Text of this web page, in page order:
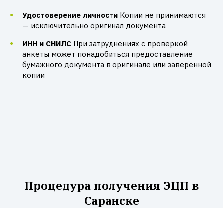
Удостоверение личности Копии не принимаются
— исключительно оригинал документа
ИНН и СНИЛС При затруднениях с проверкой
анкеты может понадобиться предоставление
бумажного документа в оригинале или заверенной
копии
Процедура получения ЭЦП в
Саранске